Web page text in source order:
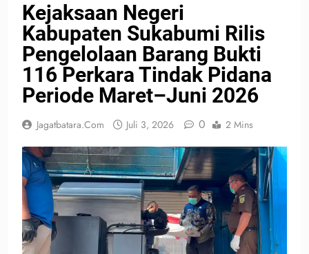
Kejaksaan Negeri
Kabupaten Sukabumi Rilis
Pengelolaan Barang Bukti
116 Perkara Tindak Pidana
Periode Maret–Juni 2026
Jagatbatara.com Juli 3, 2026 0 2 Mins